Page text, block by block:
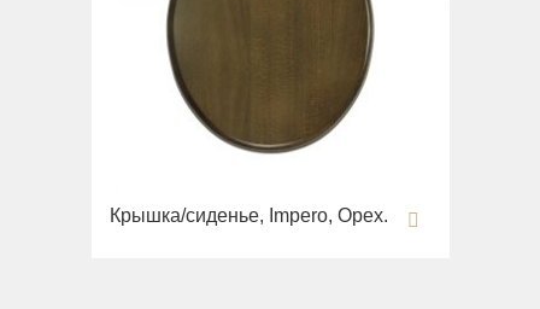
Крышка/сиденье, Impero, Орех.